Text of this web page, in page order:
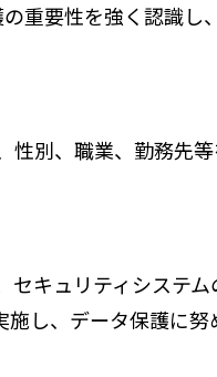
重要性を強く認識し
別、職業、勤務先
キュリティシステ
し、データ保護に努